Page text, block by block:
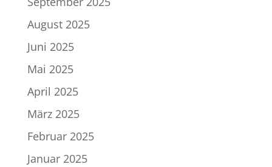
August 2025
Juni 2025
Mai 2025
April 2025
März 2025
Februar 2025
Januar 2025